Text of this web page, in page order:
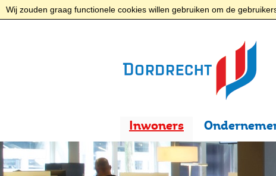
Wij zouden graag functionele cookies willen gebruiken om de
Inwoners